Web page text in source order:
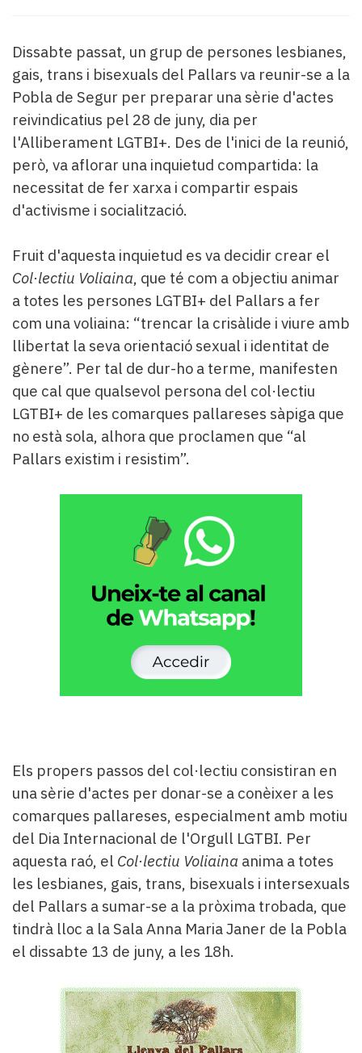
Pallars
Contingut
patrocinat
Lo
més
llegit...
Editorial
Dissabte passat, un grup de persones lesbianes,
gais, trans i bisexuals del Pallars va reunir-se a la
Pobla de Segur per preparar una sèrie d'actes
reivindicatius pel 28 de juny, dia per
l'Alliberament LGTBI+. Des de l'inici de la reunió,
però, va aflorar una inquietud compartida: la
necessitat de fer xarxa i compartir espais
d'activisme i socialització.
Fruit d'aquesta inquietud es va decidir crear el
Col·lectiu Voliaina, que té com a objectiu animar
a totes les persones LGTBI+ del Pallars a fer
com una voliaina: “trencar la crisàlide i viure amb
llibertat la seva orientació sexual i identitat de
gènere”. Per tal de dur-ho a terme, manifesten
que cal que qualsevol persona del col·lectiu
LGTBI+ de les comarques pallareses sàpiga que
no està sola, alhora que proclamen que “al
Pallars existim i resistim”.
Els propers passos del col·lectiu consistiran en
una sèrie d'actes per donar-se a conèixer a les
comarques pallareses, especialment amb motiu
del Dia Internacional de l'Orgull LGTBI. Per
aquesta raó, el Col·lectiu Voliaina anima a totes
les lesbianes, gais, trans, bisexuals i intersexuals
del Pallars a sumar-se a la pròxima trobada, que
tindrà lloc a la Sala Anna Maria Janer de la Pobla
el dissabte 13 de juny, a les 18h.